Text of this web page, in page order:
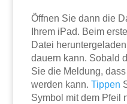
Öffnen Sie dann die
Ihrem iPad. Beim
Datei
dauern kann. Sobald
Sie die Meldung,
werden kann.Tippen
Symbol mit dem Pfeil